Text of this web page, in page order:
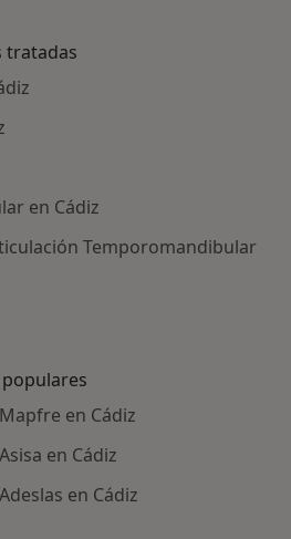
tratadas
en Cádiz
Temporomandibular
en Cádiz
en Cádiz
en Cádiz